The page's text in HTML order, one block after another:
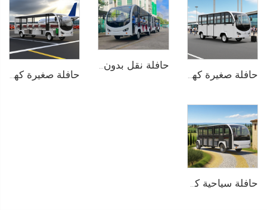
حافلة صغيرة كهربائية تعمل بالبطارية الليثيوم LiFePO4 بسعة 200AH ذات أبواب من الألمنيوم وبسعة 14 مقعدًا طراز LS6148KF
حافلة صغيرة كهربائية تعمل بالبطارية الليثيوم بجهد 96V تُستخدم في المنتجعات أو الفنادق بسعة 23 مقعدًا طراز LS6230K